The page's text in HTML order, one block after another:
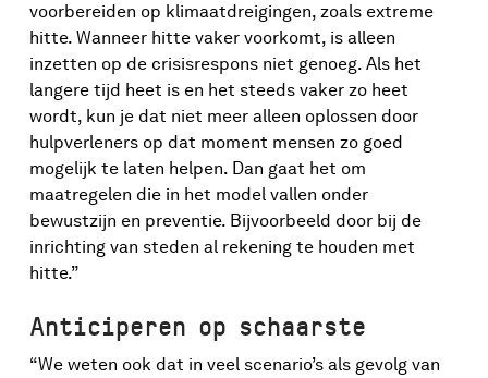
voorbereiden op klimaatdreigingen, zoals extreme
hitte. Wanneer hitte vaker voorkomt, is alleen
inzetten op de crisisrespons niet genoeg. Als het
langere tijd heet is en het steeds vaker zo heet
wordt, kun je dat niet meer alleen oplossen door
hulpverleners op dat moment mensen zo goed
mogelijk te laten helpen. Dan gaat het om
maatregelen die in het model vallen onder
bewustzijn en preventie. Bijvoorbeeld door bij de
inrichting van steden al rekening te houden met
hitte.”
Anticiperen op schaarste
“We weten ook dat in veel scenario’s als gevolg van